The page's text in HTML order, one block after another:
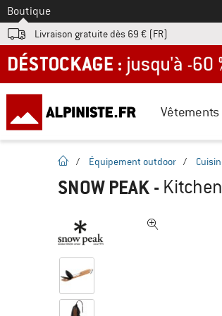
Vers le
Boutique
Livraison gratuite dès 69 € (FR)
DÉSTOCKAGE : jusqu'à -60 %
Vêtements
Page d'accueil
/ Équipement outdoor /
SNOW PEAK -